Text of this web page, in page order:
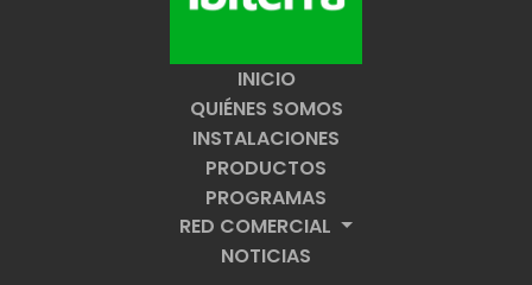
INICIO
QUIÉNES SOMOS
INSTALACIONES
PRODUCTOS
PROGRAMAS
RED COMERCIAL
NOTICIAS